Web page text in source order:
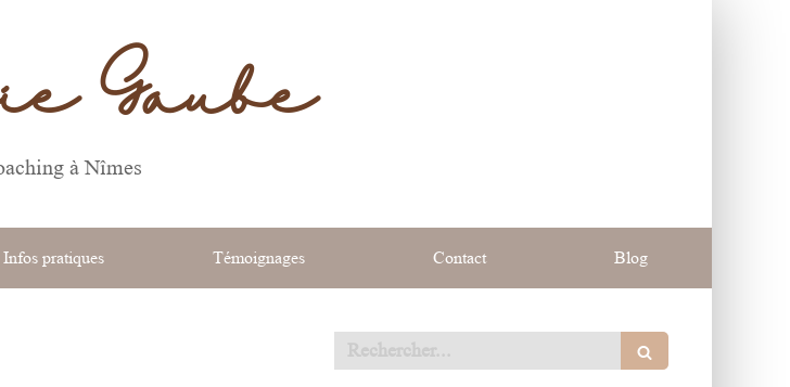
Gaube
à Nîmes
Infos pratiques Témoignages Contact Blog